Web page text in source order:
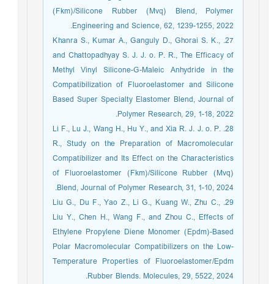
(Fkm)/Silicone Rubber (Mvq) Blend, Polymer
Engineering and Science, 62, 1239-1255, 2022.
27. Khanra S., Kumar A., Ganguly D., Ghorai S. K.,
and Chattopadhyay S. J. J. o. P. R., The Efficacy of
Methyl Vinyl Silicone-G-Maleic Anhydride in the
Compatibilization of Fluoroelastomer and Silicone
Based Super Specialty Elastomer Blend, Journal of
Polymer Research, 29, 1-18, 2022.
28. Li F., Lu J., Wang H., Hu Y., and Xia R. J. J. o. P.
R., Study on the Preparation of Macromolecular
Compatibilizer and Its Effect on the Characteristics
of Fluoroelastomer (Fkm)/Silicone Rubber (Mvq)
Blend, Journal of Polymer Research, 31, 1-10, 2024.
29. Liu G., Du F., Yao Z., Li G., Kuang W., Zhu C.,
Liu Y., Chen H., Wang F., and Zhou C., Effects of
Ethylene Propylene Diene Monomer (Epdm)-Based
Polar Macromolecular Compatibilizers on the Low-
Temperature Properties of Fluoroelastomer/Epdm
Rubber Blends. Molecules, 29, 5522, 2024.